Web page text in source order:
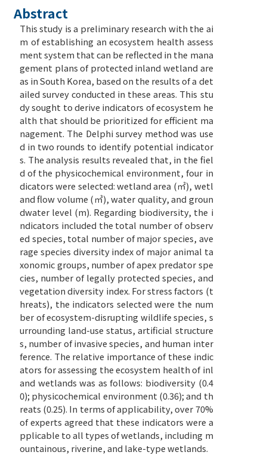
Abstract
This study is a preliminary research with the ai
m of establishing an ecosystem health assess
ment system that can be reflected in the mana
gement plans of protected inland wetland are
as in South Korea, based on the results of a det
ailed survey conducted in these areas. This stu
dy sought to derive indicators of ecosystem he
alth that should be prioritized for efficient ma
nagement. The Delphi survey method was use
d in two rounds to identify potential indicator
s. The analysis results revealed that, in the fiel
d of the physicochemical environment, four in
dicators were selected: wetland area (㎡), wetl
and flow volume (㎥), water quality, and groun
dwater level (m). Regarding biodiversity, the i
ndicators included the total number of observ
ed species, total number of major species, ave
rage species diversity index of major animal ta
xonomic groups, number of apex predator spe
cies, number of legally protected species, and
vegetation diversity index. For stress factors (t
hreats), the indicators selected were the num
ber of ecosystem-disrupting wildlife species, s
urrounding land-use status, artificial structure
s, number of invasive species, and human inter
ference. The relative importance of these indic
ators for assessing the ecosystem health of inl
and wetlands was as follows: biodiversity (0.4
0); physicochemical environment (0.36); and th
reats (0.25). In terms of applicability, over 70%
of experts agreed that these indicators were a
pplicable to all types of wetlands, including m
ountainous, riverine, and lake-type wetlands.